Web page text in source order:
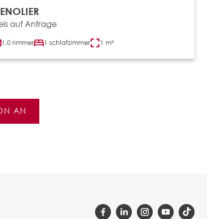
auf Anfrage
1.0 rimmer 1 schlafzimmer 1 m²
AN